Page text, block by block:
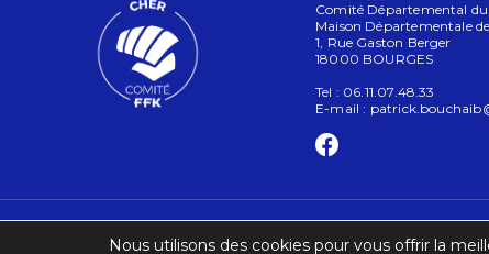
Comité Départemental du
Maison Départementale
1, Rue Gaston Berger
18000 BOURGES
Tel : 06.11.07.48.33
E-mail :
Nous utilisons des cookies pour vous offrir la